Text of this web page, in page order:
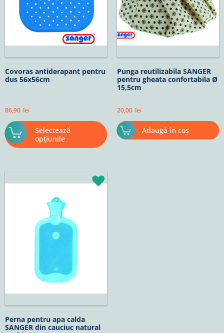
Covoras antiderapant pentru
dus 56x56cm
86,90 lei
Selectează
opțiunile
produsului.
Punga reutilizabila SANGER
pentru gheata confortabila Ø
15,5cm
20,00 lei
Adaugă în coș
Perna pentru apa calda
SANGER din cauciuc natural